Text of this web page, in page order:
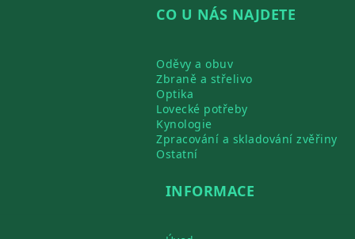
CO U NÁS NAJDETE
Oděvy a obuv
Zbraně a střelivo
Optika
Lovecké potřeby
Kynologie
Zpracování a skladování zvěřiny
Ostatní
INFORMACE